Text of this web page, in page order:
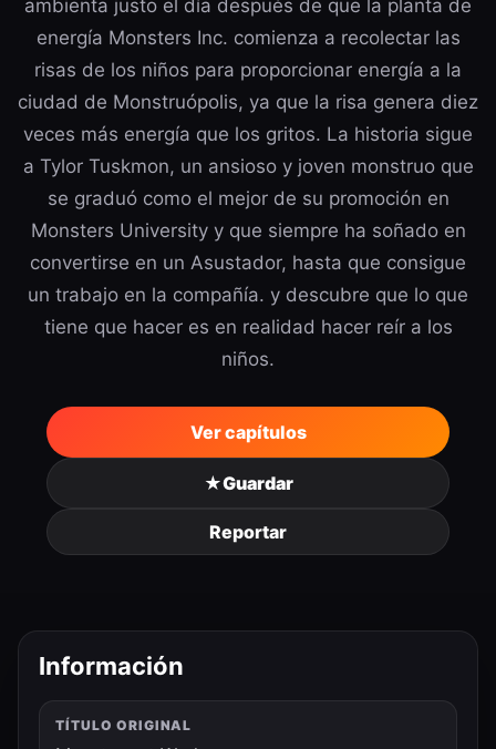
ambienta justo el día después de que la planta de
energía Monsters Inc. comienza a recolectar las
risas de los niños para proporcionar energía a la
ciudad de Monstruópolis, ya que la risa genera diez
veces más energía que los gritos. La historia sigue
a Tylor Tuskmon, un ansioso y joven monstruo que
se graduó como el mejor de su promoción en
Monsters University y que siempre ha soñado en
convertirse en un Asustador, hasta que consigue
un trabajo en la compañía. y descubre que lo que
tiene que hacer es en realidad hacer reír a los
niños.
Ver capítulos
★Guardar
Reportar
Información
TÍTULO ORIGINAL